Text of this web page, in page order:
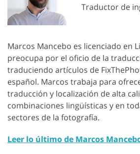
Traductor de
Marcos Mancebo es licenciado en
preocupa por el oficio de la
traduciendo artículos de
español. Marcos trabaja para
traducción y localización de alta
combinaciones lingüísticas y en
sectores de la fotografía.
Leer lo último de Marcos